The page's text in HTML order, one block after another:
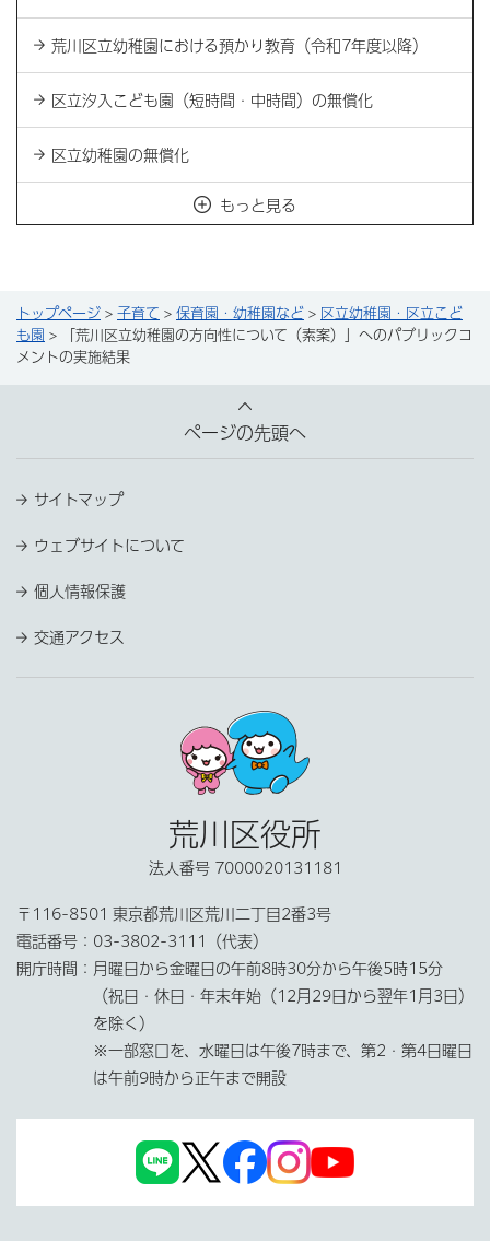
荒川区立幼稚園における預かり教育（令和7年度以降）
区立汐入こども園（短時間・中時間）の無償化
区立幼稚園の無償化
もっと見る
トップページ > 子育て > 保育園・幼稚園など > 区立幼稚園・区立こど
も園 > 「荒川区立幼稚園の方向性について（素案）」へのパブリックコ
メントの実施結果
ページの先頭へ
サイトマップ
ウェブサイトについて
個人情報保護
交通アクセス
荒川区役所
法人番号 7000020131181
〒116-8501 東京都荒川区荒川二丁目2番3号
電話番号： 03-3802-3111（代表）
開庁時間： 月曜日から金曜日の午前8時30分から午後5時15分
（祝日・休日・年末年始（12月29日から翌年1月3日）
を除く）
※一部窓口を、水曜日は午後7時まで、第2・第4日曜日
は午前9時から正午まで開設